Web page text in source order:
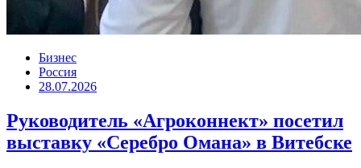
Бизнес
Россия
28.07.2026
Руководитель «Агроконнект» посетил
выставку «Серебро Омана» в Витебске